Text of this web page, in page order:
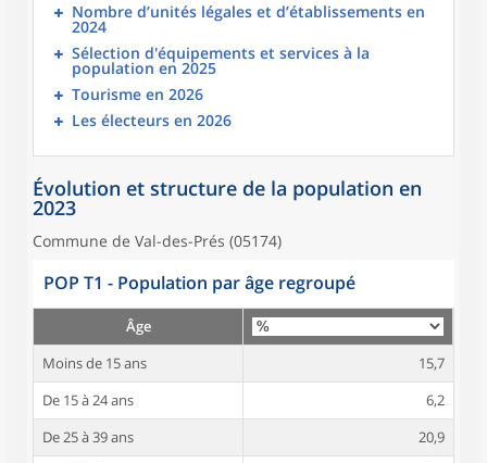
Nombre d’unités légales et d’établissements en
2024
Sélection d'équipements et services à la
population en 2025
Tourisme en 2026
Les électeurs en 2026
Évolution et structure de la population en
2023
Commune de Val-des-Prés (05174)
POP T1 - Population par âge regroupé
Âge
Moins de 15 ans
15,7
De 15 à 24 ans
6,2
De 25 à 39 ans
20,9